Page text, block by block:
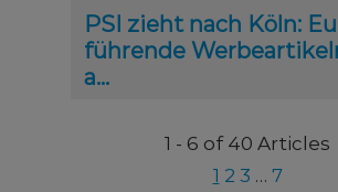
PSI zieht nach Köln:
führende
a...
1 - 6 of 40 Articles
1 2 3 … 7